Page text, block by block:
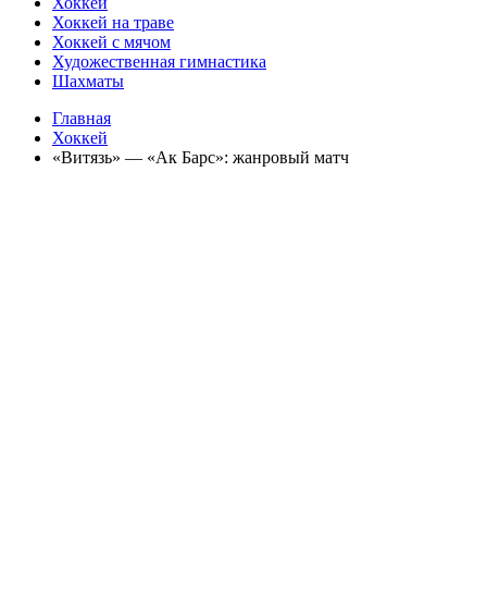
Хоккей на траве
Хоккей с мячом
Художественная гимнастика
Шахматы
Главная
Хоккей
«Витязь» — «Ак Барс»: жанровый матч